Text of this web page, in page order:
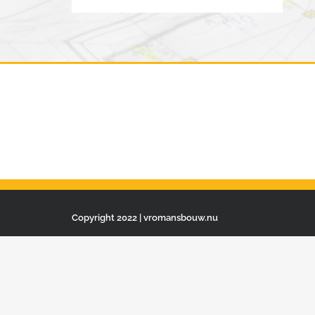
Copyright 2022 | vromansbouw.nu